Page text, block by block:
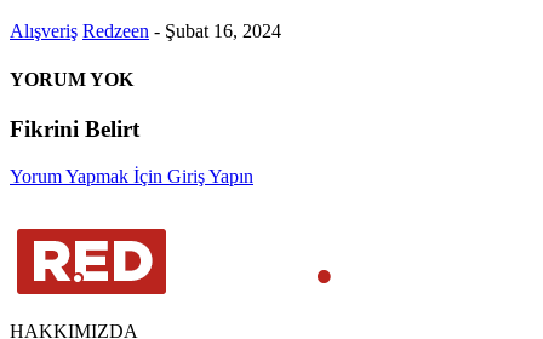
Alışveriş Redzeen - Şubat 16, 2024
YORUM YOK
Fikrini Belirt
Yorum Yapmak İçin Giriş Yapın
HAKKIMIZDA